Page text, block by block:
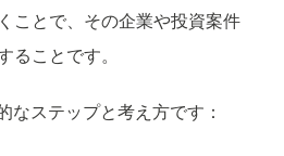
ことで、その企業や投資案件
ることです。
なステップと考え方です：